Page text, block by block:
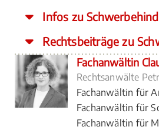
Infos zu
Rechtsbeiträge zu
Fachanwältin
Rechtsanwälte
Fachanwältin für
Fachanwältin für
Fachanwältin für